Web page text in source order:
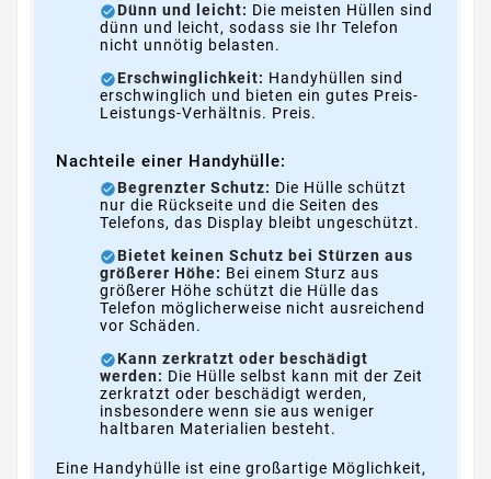
Dünn und leicht: Die meisten Hüllen sind
dünn und leicht, sodass sie Ihr Telefon
nicht unnötig belasten.
Erschwinglichkeit: Handyhüllen sind
erschwinglich und bieten ein gutes Preis-
Leistungs-Verhältnis. Preis.
Nachteile einer Handyhülle:
Begrenzter Schutz: Die Hülle schützt
nur die Rückseite und die Seiten des
Telefons, das Display bleibt ungeschützt.
Bietet keinen Schutz bei Stürzen aus
größerer Höhe: Bei einem Sturz aus
größerer Höhe schützt die Hülle das
Telefon möglicherweise nicht ausreichend
vor Schäden.
Kann zerkratzt oder beschädigt
werden: Die Hülle selbst kann mit der Zeit
zerkratzt oder beschädigt werden,
insbesondere wenn sie aus weniger
haltbaren Materialien besteht.
Eine Handyhülle ist eine großartige Möglichkeit,